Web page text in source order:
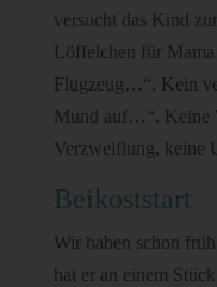
versucht das Kind
Löffelchen für
Flugzeug…“. Kein
Mund auf…“. Keine
Verzweiflung, keine
Beikoststart
Wir haben schon
hat er an einem